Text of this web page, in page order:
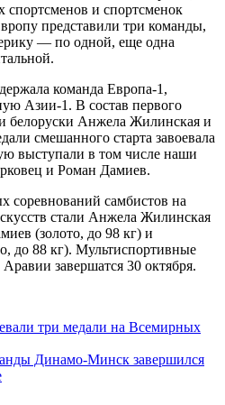
и спортсменок
представили три команды,
— по одной, еще одна
команда Европа-1,
Азии-1. В состав первого
белоруски Анжела Жилинская и
смешанного старта завоевала
выступали в том числе наши
и Роман Дамиев.
соревнований самбистов на
стали Анжела Жилинская
(золото, до 98 кг) и
до 88 кг). Мультиспортивные
завершатся 30 октября.
три медали на Всемирных
Динамо-Минск завершился